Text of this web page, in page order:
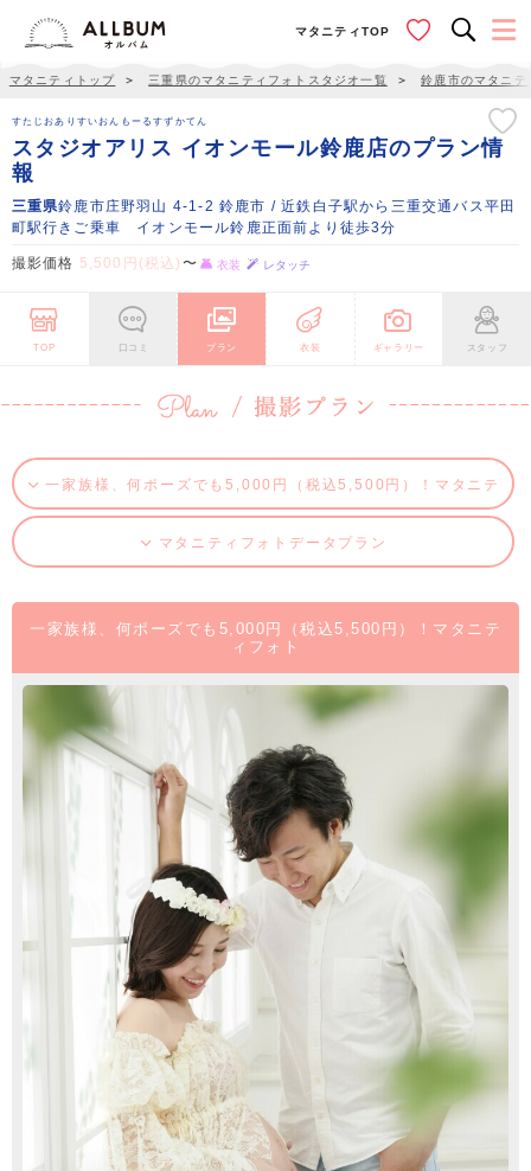
マタニティTOP
マタニティトップ ＞ 三重県のマタニティフォトスタジオ一覧 ＞ 鈴鹿市のマタニ
すたじおありすいおんもーるすずかてん
スタジオアリス イオンモール鈴鹿店のプラン情
報
三重県鈴鹿市庄野羽山 4-1-2 鈴鹿市 / 近鉄白子駅から三重交通バス平田
町駅行きご乗車 イオンモール鈴鹿正面前より徒歩3分
撮影価格 5,500円(税込) 〜 衣装 レタッチ
TOP 口コミ プラン 衣装 ギャラリー スタッフ
一家族様、何ポーズでも5,000円（税込5,500円）！マタニテ
ィフォト
マタニティフォトデータプラン
一家族様、何ポーズでも5,000円（税込5,500円）！マタニテ
ィフォト